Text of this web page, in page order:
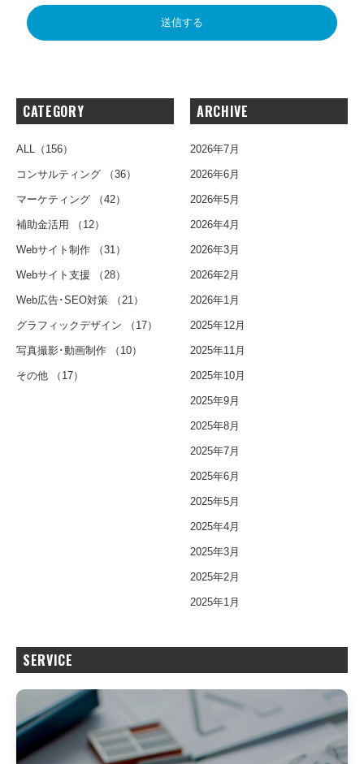
CATEGORY
ALL （156）
コンサルティング （36）
マーケティング （42）
補助金活用 （12）
Webサイト制作 （31）
Webサイト支援 （28）
Web広告･SEO対策 （21）
グラフィックデザイン （17）
写真撮影･動画制作 （10）
その他 （17）
ARCHIVE
2026年7月
2026年6月
2026年5月
2026年4月
2026年3月
2026年2月
2026年1月
2025年12月
2025年11月
2025年10月
2025年9月
2025年8月
2025年7月
2025年6月
2025年5月
2025年4月
2025年3月
2025年2月
2025年1月
SERVICE